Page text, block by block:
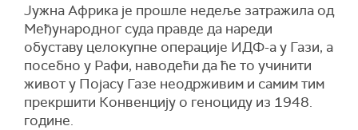
Џонсон, ипак, није прецизирао време када ће
се Нетанјаху обратити Конгресу САД.
(Times of Israel)
Јужна Африка је прошле недеље затражила од
Међународног суда правде да нареди
обуставу целокупне операције ИДФ-а у Гази, а
посебно у Рафи, наводећи да ће то учинити
живот у Појасу Газе неодрживим и самим тим
прекршити Конвенцију о геноциду из 1948.
године.